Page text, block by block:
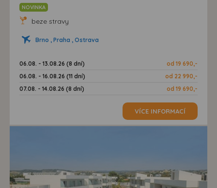
NOVINKA
beze stravy
Brno , Praha , Ostrava
06.08. - 13.08.26 (8 dní)
od 19 690,-
06.08. - 16.08.26 (11 dní)
od 22 990,-
07.08. - 14.08.26 (8 dní)
od 19 690,-
VÍCE INFORMACÍ